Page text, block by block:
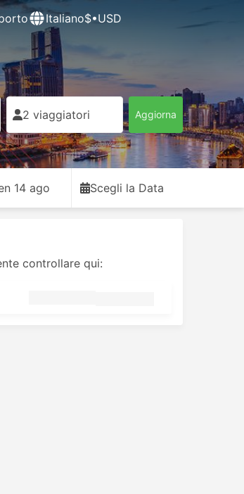
Italiano$•USD
2 viaggiatori Aggiorna
14 ago Scegli la Data
controllare qui: